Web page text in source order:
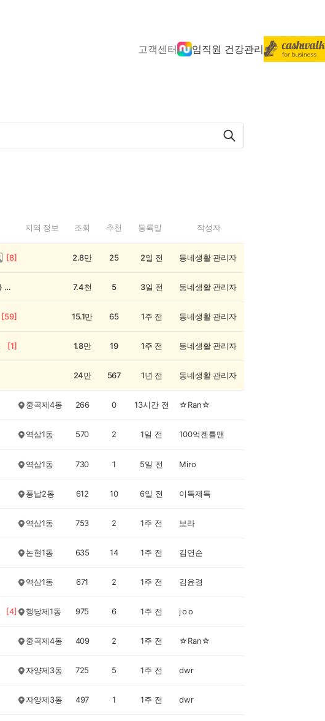
고객센터 임직원 건강관리
지역 정보 조회 추천 등록일 작성자
[8] 2.8만 25 2일 전 동네생활 관리자
💰[당첨자 발표] 26회차 우리 동네 정보왕 이벤트 당첨자를 발표합니다! 7.4천 5 3일 전 동네생활 관리자
[59] 15.1만 65 1주 전 동네생활 관리자
[1] 1.8만 19 1주 전 동네생활 관리자
24만 567 1년 전 동네생활 관리자
중곡제4동 266 0 13시간 전 ☆Ran☆
역삼1동 570 2 1일 전 100억젠틀맨
역삼1동 730 1 5일 전 Miro
풍납2동 612 10 6일 전 이독제독
역삼1동 753 2 1주 전 보라
논현1동 635 14 1주 전 김연순
역삼1동 671 2 1주 전 김윤경
[4] 행당제1동 975 6 1주 전 j o o
중곡제4동 409 2 1주 전 ☆Ran☆
자양제3동 725 5 1주 전 dwr
자양제3동 497 1 1주 전 dwr